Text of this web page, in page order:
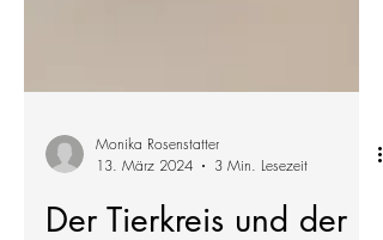
Monika Rosenstatter
13. März 2024
3 Min. Lesezeit